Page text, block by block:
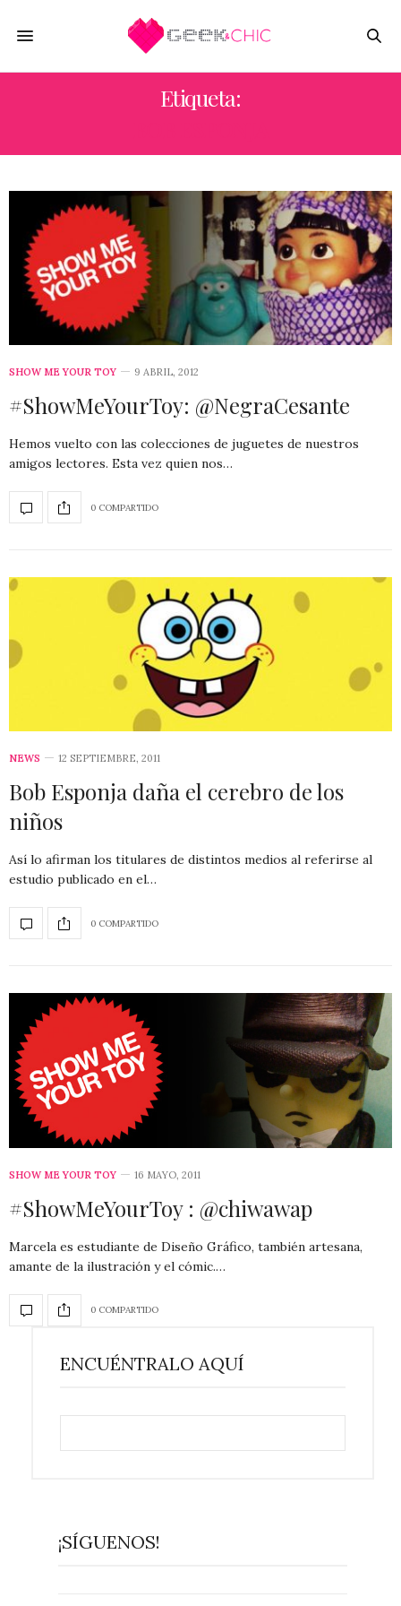
Etiqueta:
SHOW ME YOUR TOY 9 ABRIL, 2012
#ShowMeYourToy: @NegraCesante
Hemos vuelto con las colecciones de juguetes de nuestros
amigos lectores. Esta vez quien nos…
0 COMPARTIDO
NEWS 12 SEPTIEMBRE, 2011
Bob Esponja daña el cerebro de los
niños
Así lo afirman los titulares de distintos medios al referirse al
estudio publicado en el…
0 COMPARTIDO
SHOW ME YOUR TOY 16 MAYO, 2011
#ShowMeYourToy : @chiwawap
Marcela es estudiante de Diseño Gráfico, también artesana,
amante de la ilustración y el cómic.…
0 COMPARTIDO
ENCUÉNTRALO AQUÍ
¡SÍGUENOS!